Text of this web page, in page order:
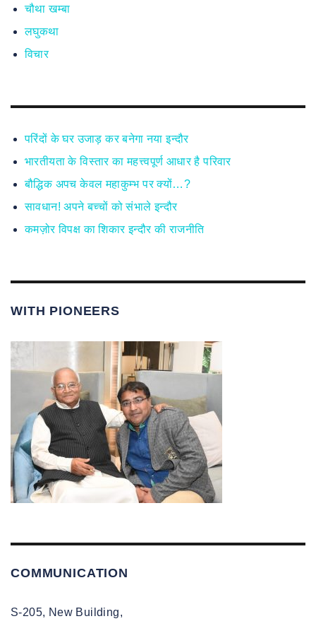
चौथा खम्बा
लघुकथा
विचार
परिंदों के घर उजाड़ कर बनेगा नया इन्दौर
भारतीयता के विस्तार का महत्त्वपूर्ण आधार है परिवार
बौद्धिक अपच केवल महाकुम्भ पर क्यों…?
सावधान! अपने बच्चों को संभाले इन्दौर
कमज़ोर विपक्ष का शिकार इन्दौर की राजनीति
WITH PIONEERS
COMMUNICATION
S-205, New Building,